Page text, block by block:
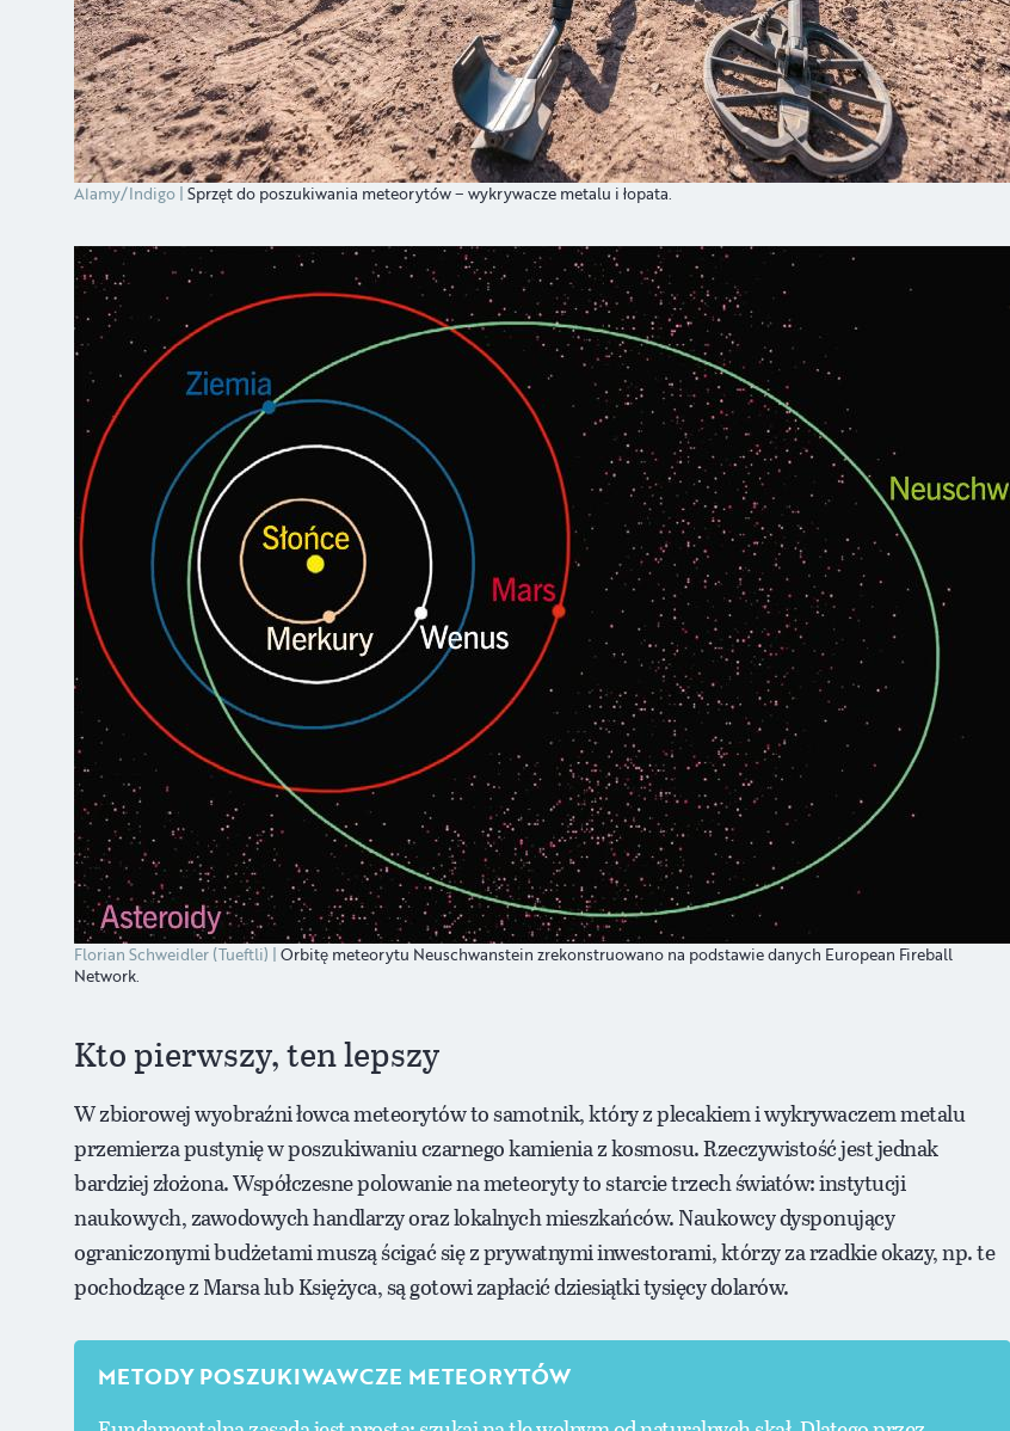
Alamy/Indigo Sprzęt do poszukiwania meteorytów − wykrywacze metalu i łopata.
Florian Schweidler (Tueftli) Orbitę meteorytu Neuschwanstein zrekonstruowano na podstawie danych European Fireball
Network.
Kto pierwszy, ten lepszy
W zbiorowej wyobraźni łowca meteorytów to samotnik, który z plecakiem i wykrywaczem metalu
przemierza pustynię w poszukiwaniu czarnego kamienia z kosmosu. Rzeczywistość jest jednak
bardziej złożona. Współczesne polowanie na meteoryty to starcie trzech światów: instytucji
naukowych, zawodowych handlarzy oraz lokalnych mieszkańców. Naukowcy dysponujący
ograniczonymi budżetami muszą ścigać się z prywatnymi inwestorami, którzy za rzadkie okazy, np. te
pochodzące z Marsa lub Księżyca, są gotowi zapłacić dziesiątki tysięcy dolarów.
METODY POSZUKIWAWCZE METEORYTÓW